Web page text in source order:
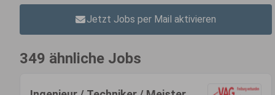
Jetzt Jobs per Mail aktivieren
349 ähnliche Jobs